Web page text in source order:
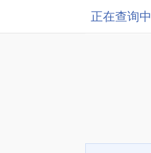
正在查询中